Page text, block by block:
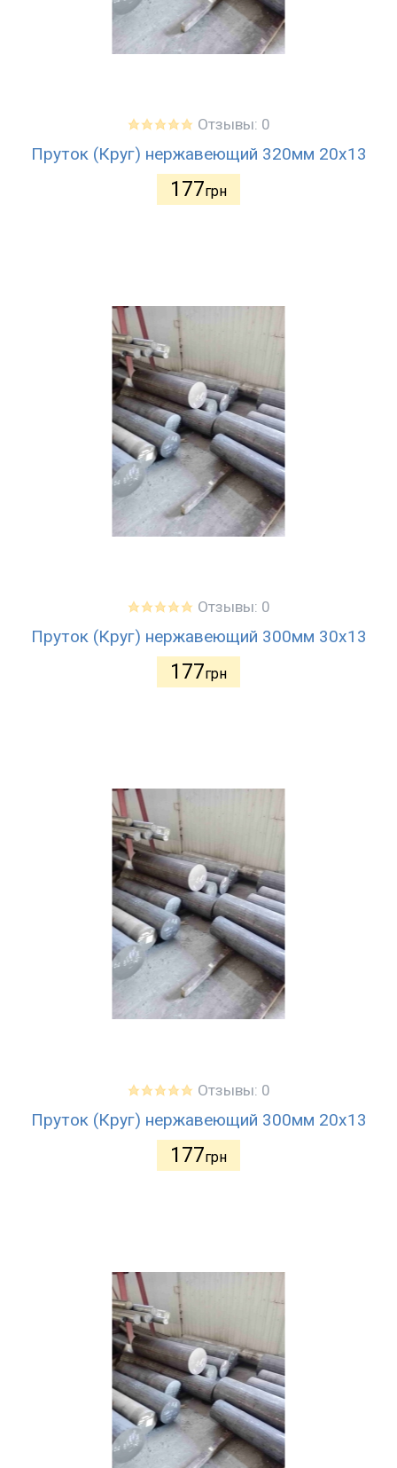
Отзывы: 0
Пруток (Круг) нержавеющий 320мм 20х13
177грн
Отзывы: 0
Пруток (Круг) нержавеющий 300мм 30х13
177грн
Отзывы: 0
Пруток (Круг) нержавеющий 300мм 20х13
177грн